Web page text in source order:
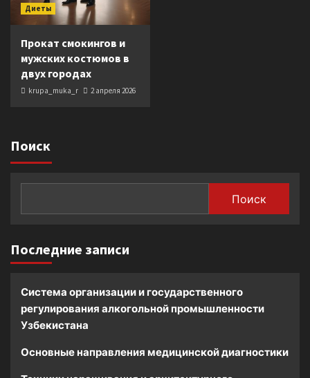
Диеты
Прокат смокингов и
мужских костюмов в
двух городах
krupa_muka_r 2 апреля 2026
Поиск
Поиск
Последние записи
Система организации и государственного
регулирования алкогольной промышленности
Узбекистана
Основные направления медицинской диагностики